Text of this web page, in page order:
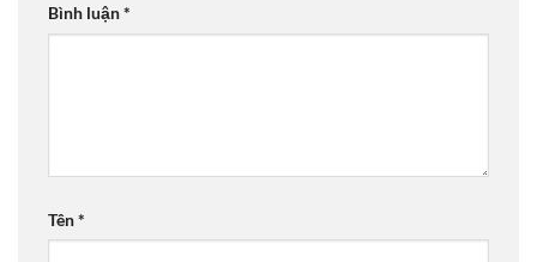
Bình luận*
Tên*